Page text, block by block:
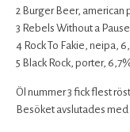
2 Burger Beer, american
3 Rebels Without a
4 Rock To Fakie, neipa,
5 Black Rock, porter,
Öl nummer 3 fick flest
Besöket avslutades